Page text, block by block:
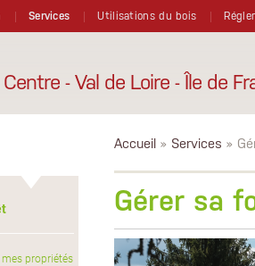
Services Utilisations du bois
Centre - Val de Loire - Île de
propriétés
Accueil » Services »
Gérer sa